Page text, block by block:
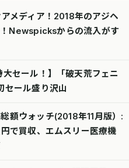
メディア！2018年のアジヘ
Newspicksからの流入がす
セール！】「破天荒フェニ
セール盛り沢山
額ウォッチ(2018年11月版）:
で買収、エムスリー医療機